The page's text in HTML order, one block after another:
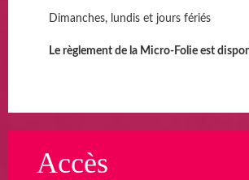
Dimanches, lundis et jours fériés
Le règlement de la Micro-Folie est
Accès